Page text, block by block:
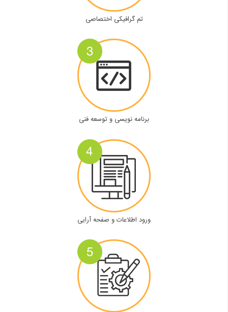
تم گرافیکی اختصاصی
برنامه نویسی و توسعه فنی
ورود اطلاعات و صفحه آرایی